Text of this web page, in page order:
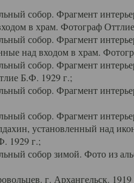
собор. Фрагмент
в храм. Фотограф
собор. Фрагмент
над входом в храм.
собор. Фрагмент
Б.Ф. 1929 г.;
собор. Фрагмент
собор. Фрагмент
установленный над
1929 г.;
собор зимой. Фото из
г. Архангельск.